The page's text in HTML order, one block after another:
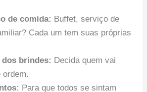
de comida: Buffet, serviço de
Cada um tem suas próprias
dos brindes: Decida quem vai
ordem.
Para que todos se sintam